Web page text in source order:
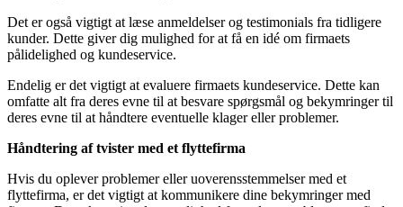
Det er også vigtigt at læse anmeldelser og testimonials fra tidligere
kunder. Dette giver dig mulighed for at få en idé om firmaets
pålidelighed og kundeservice.
Endelig er det vigtigt at evaluere firmaets kundeservice. Dette kan
omfatte alt fra deres evne til at besvare spørgsmål og bekymringer til
deres evne til at håndtere eventuelle klager eller problemer.
Håndtering af tvister med et flyttefirma
Hvis du oplever problemer eller uoverensstemmelser med et
flyttefirma, er det vigtigt at kommunikere dine bekymringer med